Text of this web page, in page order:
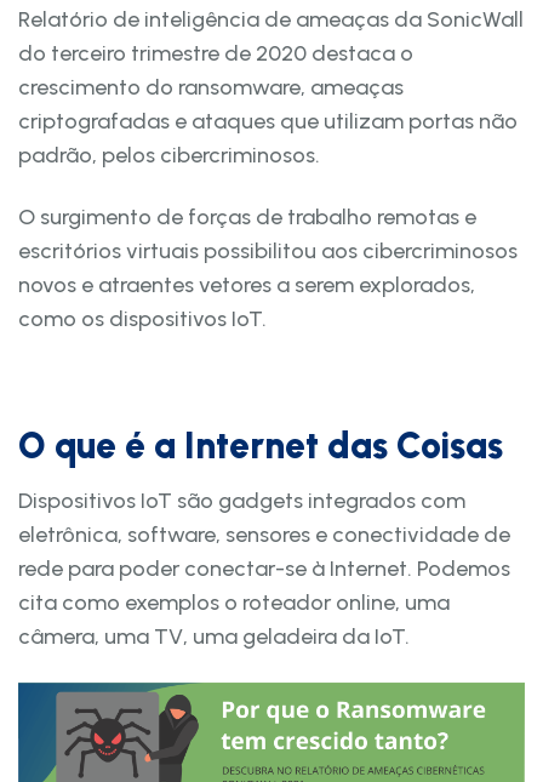
Relatório de inteligência de ameaças da SonicWall
do terceiro trimestre de 2020 destaca o
crescimento do ransomware, ameaças
criptografadas e ataques que utilizam portas não
padrão, pelos cibercriminosos.
O surgimento de forças de trabalho remotas e
escritórios virtuais possibilitou aos cibercriminosos
novos e atraentes vetores a serem explorados,
como os dispositivos IoT.
O que é a Internet das Coisas
Dispositivos IoT são gadgets integrados com
eletrônica, software, sensores e conectividade de
rede para poder conectar-se à Internet. Podemos
cita como exemplos o roteador online, uma
câmera, uma TV, uma geladeira da IoT.